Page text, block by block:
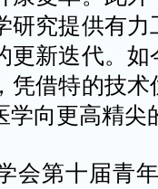
研究提供有
更新迭代。
凭借特的技
学向更高精尖
会第十届青